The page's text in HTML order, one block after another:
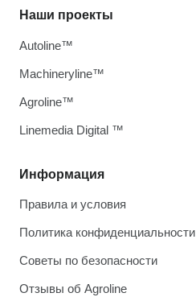
Информация
Правила и условия
Политика конфиденциальности
Советы по безопасности
Отзывы об Agroline
Наши проекты
Autoline™
Machineryline™
Agroline™
Linemedia Digital ™